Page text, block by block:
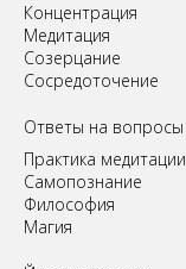
Концентрация
Медитация
Созерцание
Сосредоточение
Ответы на вопросы
Практика медитации
Самопознание
Философия
Магия